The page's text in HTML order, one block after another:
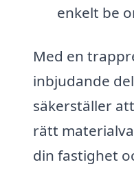
enkelt be
Med en
inbjudande
säkerställer
rätt
din fastighet